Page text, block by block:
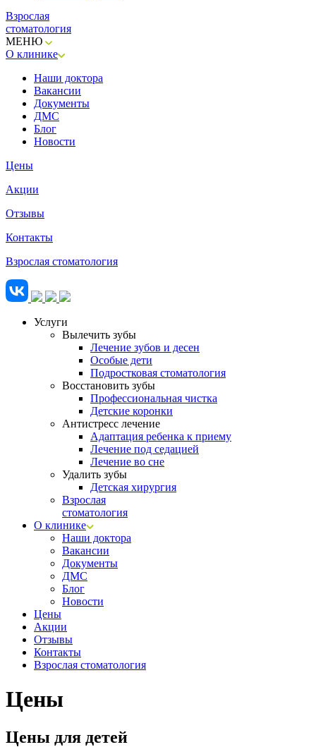
Взрослая
стоматология
МЕНЮ
О клинике
Наши доктора
Вакансии
Документы
ДМС
Блог
Новости
Цены
Акции
Отзывы
Контакты
Взрослая стоматология
Услуги
Вылечить зубы
Лечение зубов и десен
Особые дети
Подростковая стоматология
Восстановить зубы
Профессиональная чистка
Детские коронки
Антистресс лечение
Адаптация ребенка к приему
Лечение под седацией
Лечение во сне
Удалить зубы
Детская хирургия
Взрослая
стоматология
О клинике
Наши доктора
Вакансии
Документы
ДМС
Блог
Новости
Цены
Акции
Отзывы
Контакты
Взрослая стоматология
Цены
Цены для детей